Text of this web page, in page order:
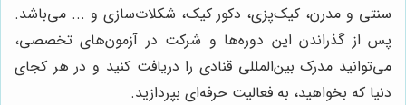
سنتی و مدرن، کیک‌پزی، دکور کیک، شکلات‌سازی و ... می‌باشد.
پس از گذراندن این دوره‌ها و شرکت در آزمون‌های تخصصی،
می‌توانید مدرک بین‌المللی قنادی را دریافت کنید و در هر کجای
دنیا که بخواهید، به فعالیت حرفه‌ای بپردازید.